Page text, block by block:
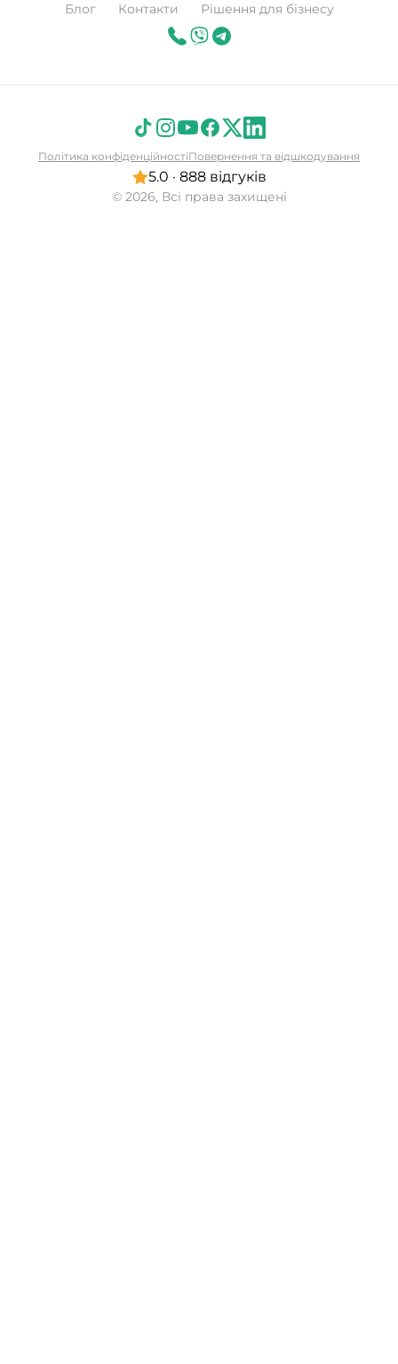
Блог
Контакти Рішення для бізнесу
© 2026, Всі права захищені
5.0 · 888 відгуків
Політика конфіденційностіПовернення та відшкодування